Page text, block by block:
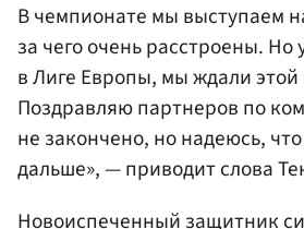
В чемпионате мы выступаем
за чего очень расстроены. Но
в Лиге Европы, мы ждали
Поздравляю партнеров по
не закончено, но надеюсь,
дальше», — приводит слова
Новоиспеченный защитник